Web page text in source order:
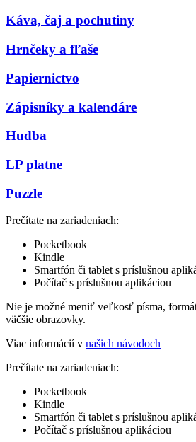
Káva, čaj a pochutiny
Hrnčeky a fľaše
Papiernictvo
Zápisníky a kalendáre
Hudba
LP platne
Puzzle
Prečítate na zariadeniach:
Pocketbook
Kindle
Smartfón či tablet s príslušnou
Počítač s príslušnou aplikáciou
Nie je možné meniť veľkosť písma,
väčšie obrazovky.
Viac informácií v našich návodoch
Prečítate na zariadeniach:
Pocketbook
Kindle
Smartfón či tablet s príslušnou
Počítač s príslušnou aplikáciou